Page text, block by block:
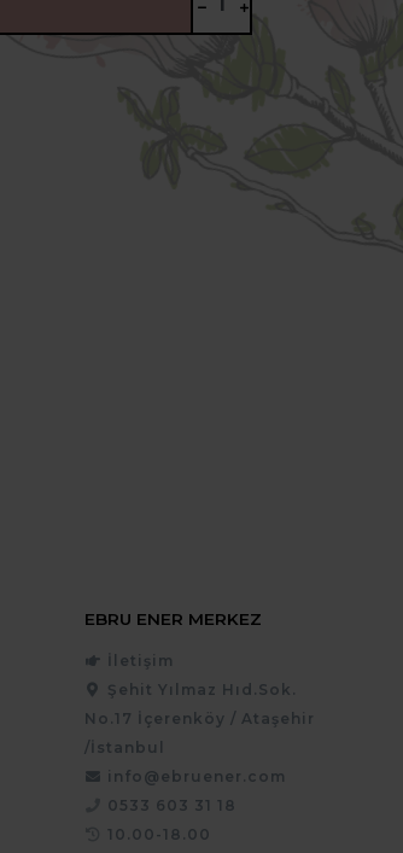
EBRU ENER MERKEZ
İletişim
Şehit Yılmaz Hıd.Sok.
No.17 İçerenköy / Ataşehir
/İstanbul
info@ebruener.com
0533 603 31 18
10.00-18.00